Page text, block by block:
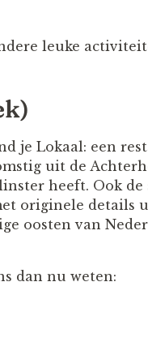
leuke
je Lokaal: een
uit de
heeft. Ook de
originele details
oosten van
dan nu weten: